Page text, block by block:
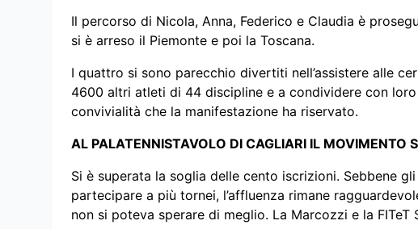
Il percorso di Nicola, Anna, Federico e Claudia è
si è arreso il Piemonte e poi la Toscana.
I quattro si sono parecchio divertiti nell’assistere alle
4600 altri atleti di 44 discipline e a condividere con
convivialità che la manifestazione ha riservato.
AL PALATENNISTAVOLO DI CAGLIARI IL MOVIMENTO
Si è superata la soglia delle cento iscrizioni. Sebbene
partecipare a più tornei, l’affluenza rimane
non si poteva sperare di meglio. La Marcozzi e la